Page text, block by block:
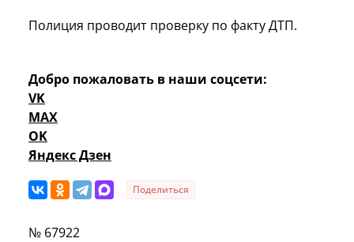
Полиция проводит проверку по факту ДТП.
Добро пожаловать в наши соцсети:
VK
MAX
OK
Яндекс Дзен
Поделиться
№ 67922